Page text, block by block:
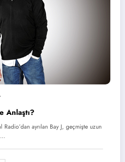
Anlaştı?
ayrılan Bay J, geçmişte uzun